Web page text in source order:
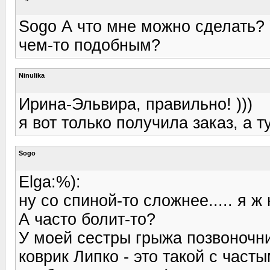
Sogo А что мне можно
чем-то подобным?
Ninulika
Ирина-Эльвира, правильно! )))
я вот только получила заказ, а
Sogo
Elga:%):
ну со спиной-то сложнее..... я ж
А часто болит-то?
У моей сестры грыжа
коврик Липко - это такой с